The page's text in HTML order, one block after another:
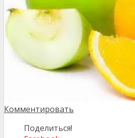
Комментировать
Поделиться!